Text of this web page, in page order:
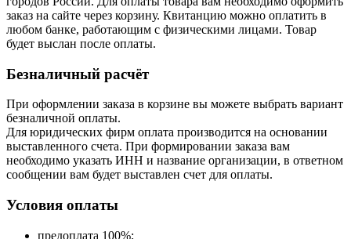
заказ на сайте через корзину. Квитанцию можно оплатить в
любом банке, работающим с физическими лицами. Товар
будет выслан после оплаты.
Безналичный расчёт
При оформлении заказа в корзине вы можете выбрать вариант
безналичной оплаты.
Для юридических фирм оплата производится на основании
выставленного счета. При формировании заказа вам
необходимо указать ИНН и название организации, в ответном
сообщении вам будет выставлен счет для оплаты.
Условия оплаты
предоплата 100%;